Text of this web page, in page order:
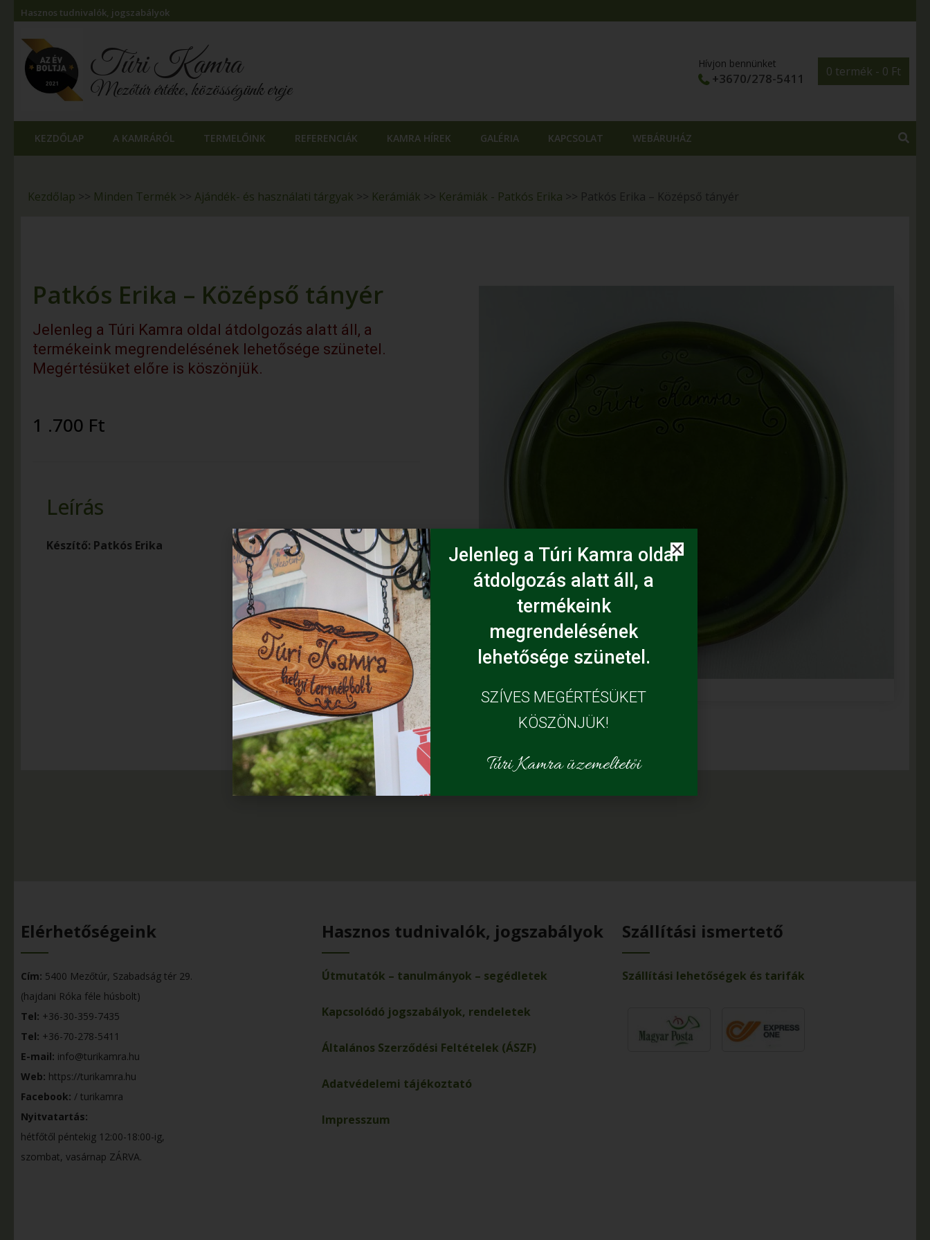
Hasznos tudnivalók, jogszabályok
Túri Kamra
Mezőtúr értéke, közösségünk ereje
0 termék - 0 Ft
Hívjon bennünket
+3670/278-5411
KEZDŐLAP A KAMRÁRÓL TERMELŐINK REFERENCIÁK KAMRA HÍREK GALÉRIA KAPCSOLAT WEBÁRUHÁZ
Kezdőlap >> Minden Termék >> Ajándék- és használati tárgyak >> Kerámiák >> Kerámiák - Patkós Erika >> Patkós Erika – Középső tányér
Patkós Erika – Középső tányér
Jelenleg a Túri Kamra oldal átdolgozás alatt áll, a
termékeink megrendelésének lehetősége szünetel.
Megértésüket előre is köszönjük.
1 .700 Ft
Leírás
Készítő: Patkós Erika
Elérhetőségeink
Cím: 5400 Mezőtúr, Szabadság tér 29.
(hajdani Róka féle húsbolt)
Tel: +36-30-359-7435
Tel: +36-70-278-5411
E-mail: info@turikamra.hu
Web: https://turikamra.hu
Facebook: / turikamra
Nyitvatartás:
hétfőtől péntekig 12:00-18:00-ig,
szombat, vasárnap ZÁRVA.
Hasznos tudnivalók, jogszabályok
Útmutatók – tanulmányok – segédletek
Kapcsolódó jogszabályok, rendeletek
Általános Szerződési Feltételek (ÁSZF)
Adatvédelemi tájékoztató
Impresszum
Szállítási ismertető
Szállítási lehetőségek és tarifák
Jelenleg a Túri Kamra oldal
átdolgozás alatt áll, a
termékeink
megrendelésének
lehetősége szünetel.
SZÍVES MEGÉRTÉSÜKET
KÖSZÖNJÜK!
Túri Kamra üzemeltetői